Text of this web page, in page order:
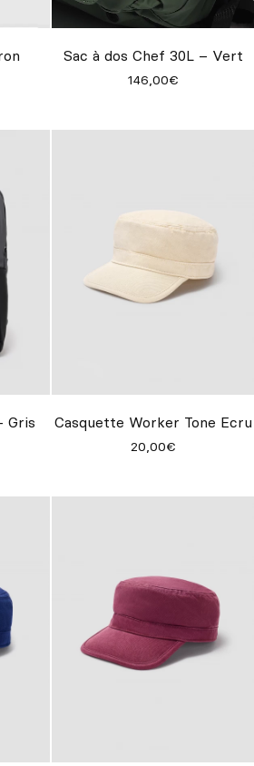
Sac à dos Chef 30L – Vert
146,00€
Gris Casquette Worker Tone Ecru
20,00€